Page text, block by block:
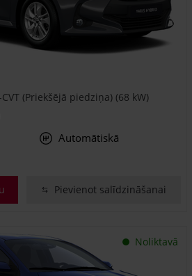
(Priekšējā piedziņa) (68 kW)
Automātiskā
Pievienot salīdzināšanai
Noliktavā